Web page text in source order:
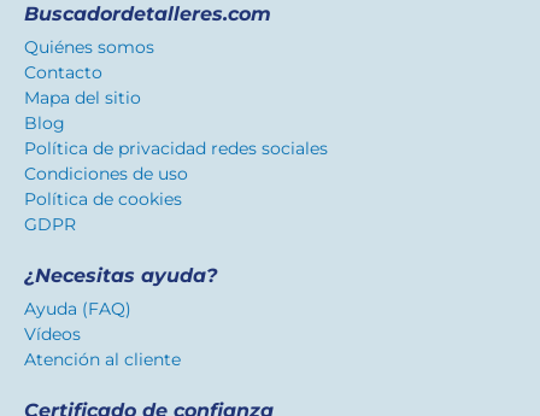
Buscadordetalleres.com
Quiénes somos
Contacto
Mapa del sitio
Blog
Política de privacidad redes sociales
Condiciones de uso
Política de cookies
GDPR
¿Necesitas ayuda?
Ayuda (FAQ)
Vídeos
Atención al cliente
Certificado de confianza